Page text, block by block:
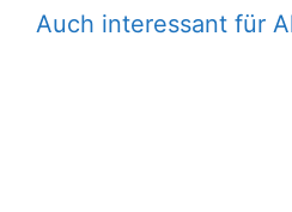
Auch interessant für